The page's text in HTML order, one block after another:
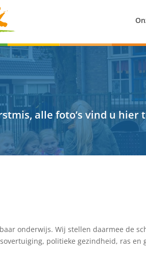
alle foto’s vind u hier
onderwijs. Wij stellen daarmee de
politieke gezindheid, ras en